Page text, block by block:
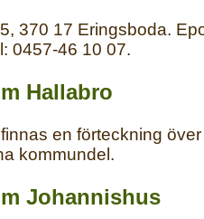
370 17 Eringsboda.
0457-46 10 07.
Hallabro
en förteckning
kommundel.
Johannishus